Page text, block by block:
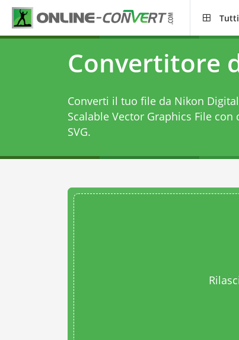
Convertitore
Converti il tuo file da Nikon
Scalable Vector Graphics File con
SVG.